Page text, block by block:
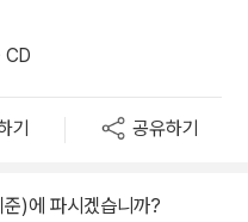
CD
기 공유하기
)에 파시겠습니까?